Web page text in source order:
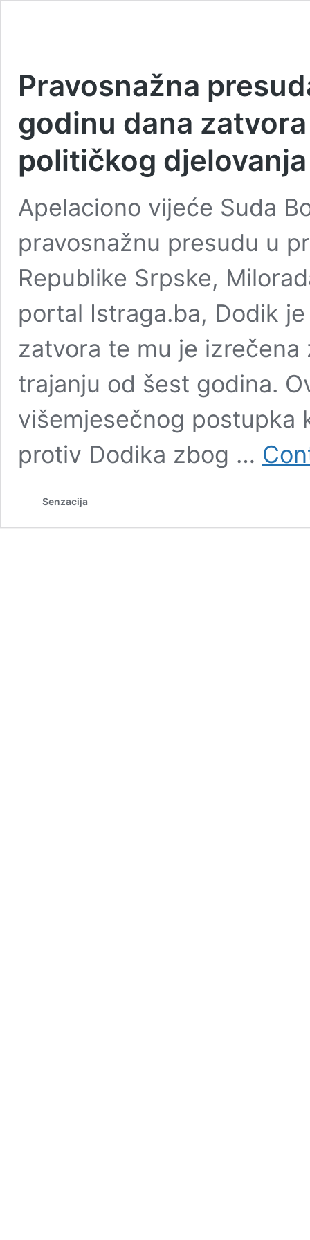
Pravosnažna
godinu dana
političkog djelovanja
Apelaciono vijeće Suda
pravosnažnu presudu u
Republike Srpske,
portal Istraga.ba, Dodik
zatvora te mu je
trajanju od šest godina.
višemjesečnog postupka
protiv Dodika zbog …
Senzacija